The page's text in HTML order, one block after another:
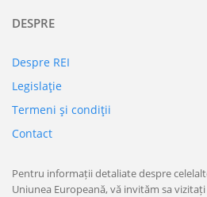
DESPRE
Despre REI
Legislaţie
Termeni şi condiţii
Contact
Pentru informații detaliate despre
Uniunea Europeană, vă invităm sa vizitați